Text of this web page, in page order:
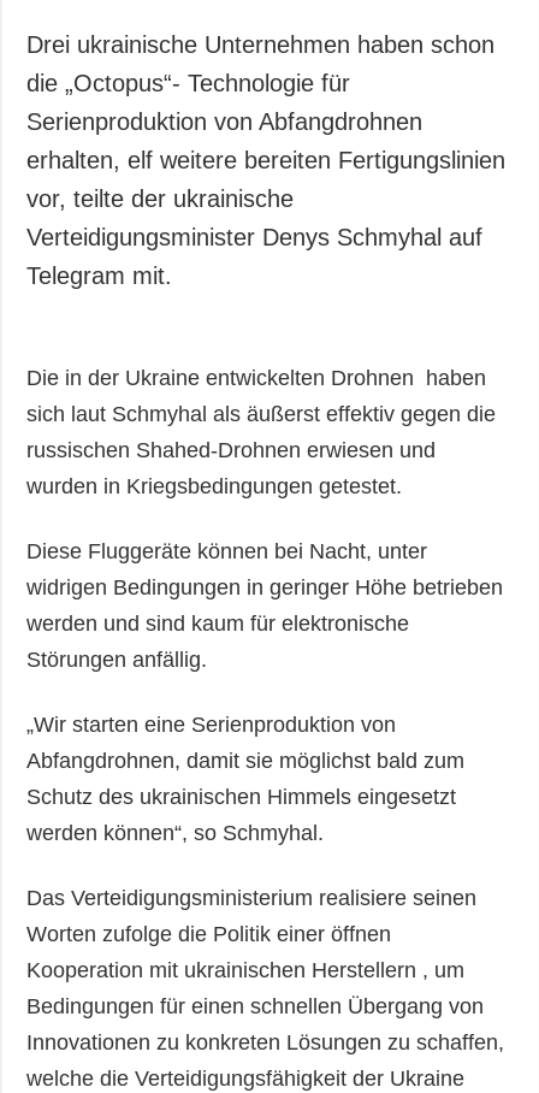
Drei ukrainische Unternehmen haben schon
die „Octopus“- Technologie für
Serienproduktion von Abfangdrohnen
erhalten, elf weitere bereiten Fertigungslinien
vor, teilte der ukrainische
Verteidigungsminister Denys Schmyhal auf
Telegram mit.
Die in der Ukraine entwickelten Drohnen haben
sich laut Schmyhal als äußerst effektiv gegen die
russischen Shahed-Drohnen erwiesen und
wurden in Kriegsbedingungen getestet.
Diese Fluggeräte können bei Nacht, unter
widrigen Bedingungen in geringer Höhe betrieben
werden und sind kaum für elektronische
Störungen anfällig.
„Wir starten eine Serienproduktion von
Abfangdrohnen, damit sie möglichst bald zum
Schutz des ukrainischen Himmels eingesetzt
werden können“, so Schmyhal.
Das Verteidigungsministerium realisiere seinen
Worten zufolge die Politik einer öffnen
Kooperation mit ukrainischen Herstellern , um
Bedingungen für einen schnellen Übergang von
Innovationen zu konkreten Lösungen zu schaffen,
welche die Verteidigungsfähigkeit der Ukraine